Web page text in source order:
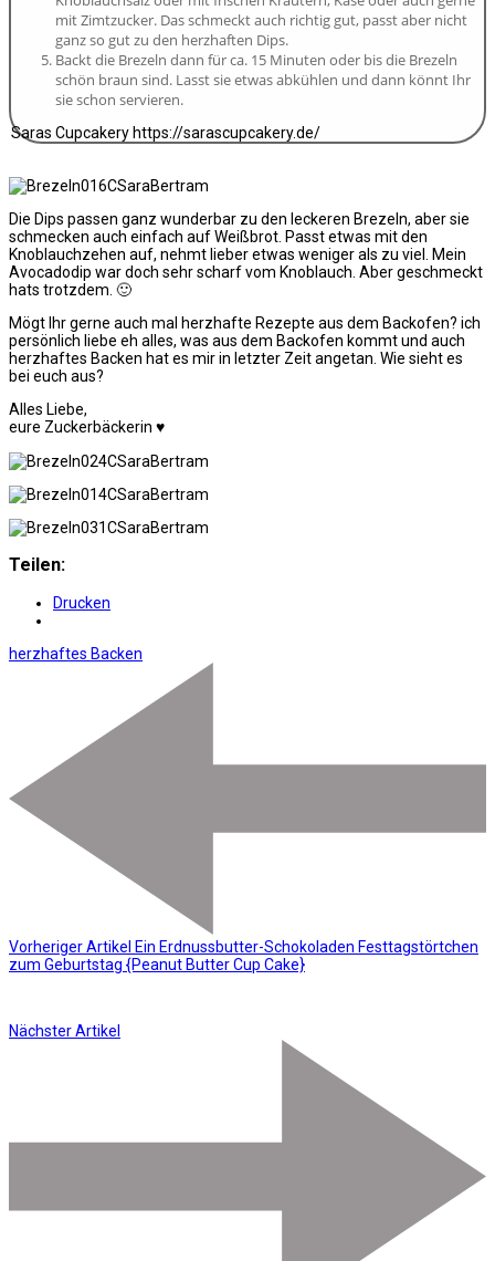
mit Zimtzucker. Das schmeckt auch richtig gut, passt aber nicht
ganz so gut zu den herzhaften Dips.
Backt die Brezeln dann für ca. 15 Minuten oder bis die Brezeln
schön braun sind. Lasst sie etwas abkühlen und dann könnt Ihr
sie schon servieren.
Saras Cupcakery https://sarascupcakery.de/
Die Dips passen ganz wunderbar zu den leckeren Brezeln, aber sie
schmecken auch einfach auf Weißbrot. Passt etwas mit den
Knoblauchzehen auf, nehmt lieber etwas weniger als zu viel. Mein
Avocadodip war doch sehr scharf vom Knoblauch. Aber geschmeckt
hats trotzdem. 🙂
Mögt Ihr gerne auch mal herzhafte Rezepte aus dem Backofen? ich
persönlich liebe eh alles, was aus dem Backofen kommt und auch
herzhaftes Backen hat es mir in letzter Zeit angetan. Wie sieht es
bei euch aus?
Alles Liebe,
eure Zuckerbäckerin ♥
Teilen:
Drucken
herzhaftes Backen
Vorheriger Artikel Ein Erdnussbutter-Schokoladen Festtagstörtchen
zum Geburtstag {Peanut Butter Cup Cake}
Nächster Artikel